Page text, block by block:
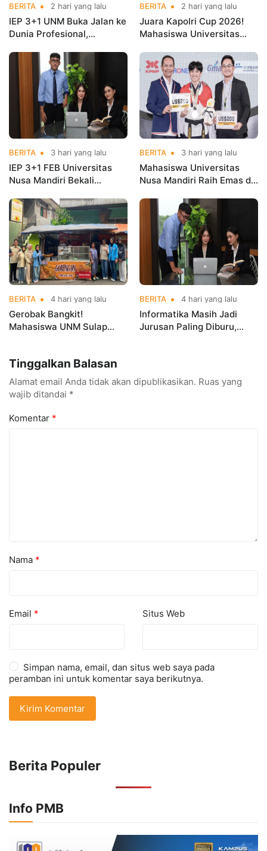
BERITA 2 hari yang lalu
IEP 3+1 UNM Buka Jalan ke
Dunia Profesional,
Kementerian Koperasi
BERITA 2 hari yang lalu
Juara Kapolri Cup 2026!
Mahasiswa Universitas
Nama Kampus di Kejurnas
Taekwondo
BERITA 3 hari yang lalu
IEP 3+1 FEB Universitas
Nusa Mandiri Bekali
Kerja Sebelum Lulus
BERITA 3 hari yang lalu
Mahasiswa Universitas
Nusa Mandiri Raih Emas di
Indonesia Open
Championships 2026
BERITA 4 hari yang lalu
Gerobak Bangkit!
Mahasiswa UNM Sulap
BERITA 4 hari yang lalu
Informatika Masih Jadi
Jurusan Paling Diburu,
Tinggalkan Balasan
Alamat email Anda tidak akan dipublikasikan. Ruas yang
wajib ditandai *
Komentar *
Nama *
Email * Situs Web
Simpan nama, email, dan situs web saya pada
peramban ini untuk komentar saya berikutnya.
Berita Populer
Info PMB